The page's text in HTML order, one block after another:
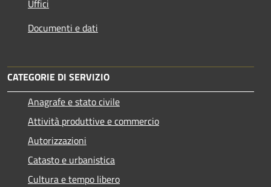
Uffici
Documenti e dati
CATEGORIE DI SERVIZIO
Anagrafe e stato civile
Attività produttive e commercio
Autorizzazioni
Catasto e urbanistica
Cultura e tempo libero